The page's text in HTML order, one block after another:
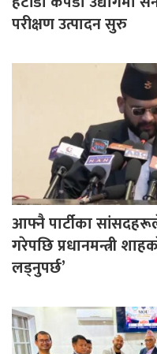
परीक्षण उत्पादन सुरु
आफ्नै पार्टीका
गरेपछि प्रधानमन्त्री
लड्नुपर्छ’